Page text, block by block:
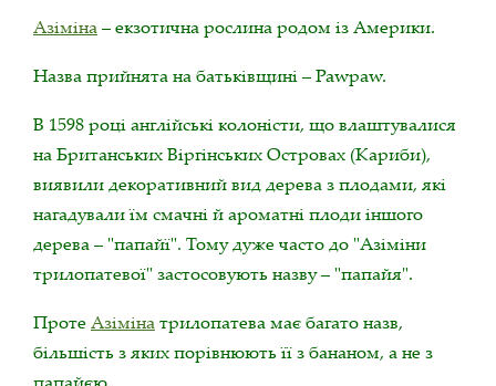
Азіміна– екзотична рослина родом із Америки.
Назва прийнята на батьківщині – Pawpaw.
В 1598 році англійські колоністи, що влаштувалися
на Британських Віргінських Островах (Кариби),
виявили декоративний вид дерева з плодами, які
нагадували їм смачні й ароматні плоди іншого
дерева – "папайї". Тому дуже часто до "Азіміни
трилопатевої" застосовують назву – "папайя".
Проте Азімінатрилопатева має багато назв,
більшість з яких порівнюють її з бананом, а не з